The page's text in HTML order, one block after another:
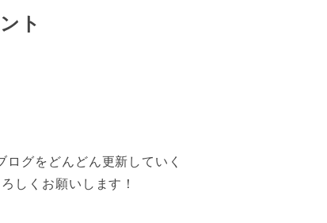
ト
グをどんどん更新していく
しくお願いします！